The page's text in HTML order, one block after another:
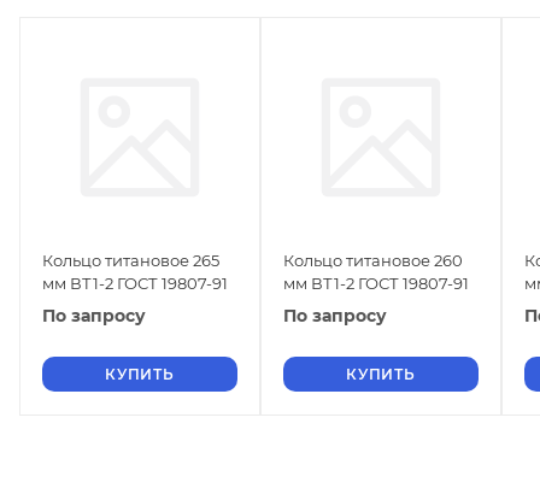
Кольцо титановое 265
мм ВТ1-2 ГОСТ 19807-91
По запросу
КУПИТЬ
Кольцо титановое 260
мм ВТ1-2 ГОСТ 19807-91
По запросу
КУПИТЬ